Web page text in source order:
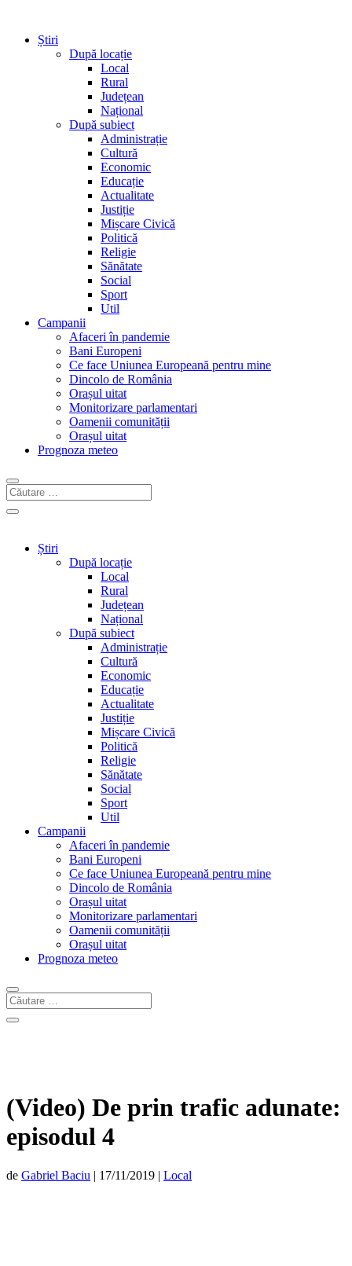
Știri
După locație
Local
Rural
Județean
Național
După subiect
Administrație
Cultură
Economic
Educație
Actualitate
Justiție
Mișcare Civică
Politică
Religie
Sănătate
Social
Sport
Util
Campanii
Afaceri în pandemie
Bani Europeni
Ce face Uniunea Europeană pentru mine
Dincolo de România
Orașul uitat
Monitorizare parlamentari
Oamenii comunității
Orașul uitat
Prognoza meteo
Știri
După locație
Local
Rural
Județean
Național
După subiect
Administrație
Cultură
Economic
Educație
Actualitate
Justiție
Mișcare Civică
Politică
Religie
Sănătate
Social
Sport
Util
Campanii
Afaceri în pandemie
Bani Europeni
Ce face Uniunea Europeană pentru mine
Dincolo de România
Orașul uitat
Monitorizare parlamentari
Oamenii comunității
Orașul uitat
Prognoza meteo
(Video) De prin trafic adunate:
episodul 4
de Gabriel Baciu | 17/11/2019 | Local